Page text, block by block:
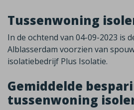
Tussenwoning
In de ochtend van 04-09-2023 is
Alblasserdam voorzien van
isolatiebedrijf Plus Isolatie.
Gemiddelde
tussenwoning